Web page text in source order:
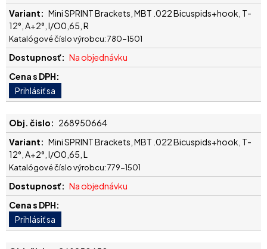
Mini SPRINT Brackets, MBT .022 Bicuspids+hook, T-
12°, A+2°, I/O0,65, R
Katalógové číslo výrobcu: 780-1501
Na objednávku
268950664
Mini SPRINT Brackets, MBT .022 Bicuspids+hook, T-
12°, A+2°, I/O0,65, L
Katalógové číslo výrobcu: 779-1501
Na objednávku